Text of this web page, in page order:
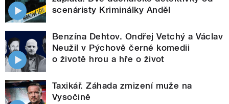
scenáristy Kriminálky Anděl
Benzína Dehtov. Ondřej Vetchý a Václav
Neužil v Pýchově černé komedii
o životě hrou a hře o život
Taxikář. Záhada zmizení muže na
Vysočině